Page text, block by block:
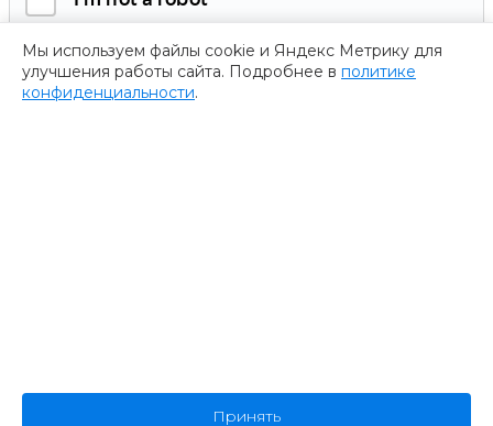
Мы используем файлы cookie и Яндекс Метрику для
улучшения работы сайта. Подробнее в политике
конфиденциальности.
Принять
В случае возникновения дополнительных вопросов
или предложений, не стесняйтесь обращаться к нам.